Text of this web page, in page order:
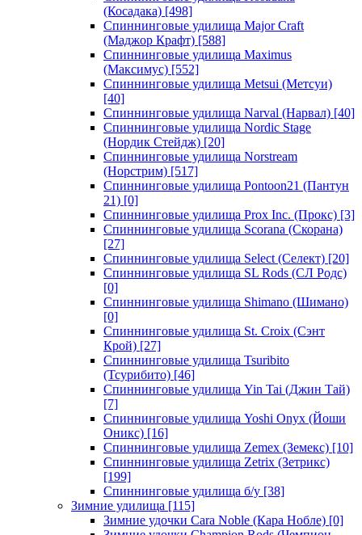
(Косадака) [498]
Спиннинговые удилища Major Craft
(Маджор Крафт) [588]
Спиннинговые удилища Maximus
(Максимус) [552]
Спиннинговые удилища Metsui (Метсуи)
[40]
Спиннинговые удилища Narval (Нарвал) [40]
Спиннинговые удилища Nordic Stage
(Нордик Стейдж) [20]
Спиннинговые удилища Norstream
(Норстрим) [517]
Спиннинговые удилища Pontoon21 (Пантун
21) [0]
Спиннинговые удилища Prox Inc. (Прокс) [3]
Спиннинговые удилища Scorana (Скорана)
[27]
Спиннинговые удилища Select (Селект) [20]
Спиннинговые удилища SL Rods (СЛ Родс)
[0]
Спиннинговые удилища Shimano (Шимано)
[0]
Спиннинговые удилища St. Croix (Сэнт
Крой) [27]
Спиннинговые удилища Tsuribito
(Тсурибито) [46]
Спиннинговые удилища Yin Tai (Джин Тай)
[7]
Спиннинговые удилища Yoshi Onyx (Йоши
Оникс) [16]
Спиннинговые удилища Zemex (Земекс) [10]
Спиннинговые удилища Zetrix (Зетрикс)
[199]
Спиннинговые удилища б/у [38]
Зимние удилища [115]
Зимние удочки Cara Noble (Кара Нобле) [0]